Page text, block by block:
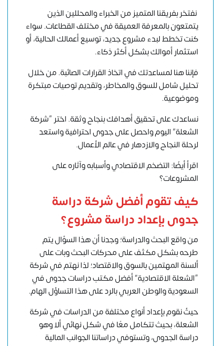
نفتخر بفريقنا المتميز من الخبراء والمحللين الذين
يتمتعون بالمعرفة العميقة في مختلف القطاعات. سواء
كنت تخطط لبدء مشروع جديد، توسيع أعمالك الحالية، أو
استثمار أموالك بشكل أكثر ذكاء.
فإننا هنا لمساعدتك في اتخاذ القرارات الصائبة. من خلال
تحليل شامل للسوق والمخاطر، وتقديم توصيات مبتكرة
وموضوعية.
نساعدك على تحقيق أهدافك بنجاح وثقة. اختر “شركة
الشعلة” اليوم واحصل على جدوى احترافية واستعد
لرحلة النجاح والازدهار في عالم الأعمال.
اقرأ أيضًا: التضخم الاقتصادي وأسبابه وآثاره على
المشروعات؟
كيف تقومأفضل شركة دراسة
جدوىبإعداددراسة مشروع؟
من واقع البحث والدراسة؛ وجدنا أن هذا السؤال يتم
طرحه بشكل مكثف على محركات البحث وبات على
ألسنة المهتمين بالسوق والاقتصاد؛ لذا نهتم في شركة
“الشعلة الاقتصادية” أفضل مكتب دراسات جدوى في
السعودية والوطن العربي بالرد على هذا التساؤل الهام.
حيثُ نقوم بإعداد أنواع مختلفة من الدراسات في شركة
الشعلة، بحيث تتكامل معًا في شكل نهائي ألا وهو
دراسة الجدوى، وتستوفي دراساتنا الجوانب المالية